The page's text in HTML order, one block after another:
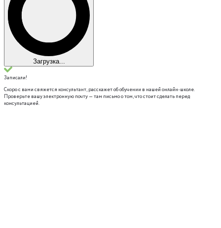
Загрузка...
Записали!
Скоро с вами свяжется консультант, расскажет об обучении в нашей онлайн-школе.
Проверьте вашу электронную почту — там письмо о том, что стоит сделать перед
консультацией.